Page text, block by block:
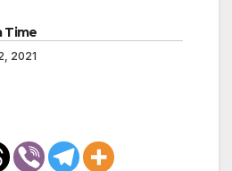
Time
2021